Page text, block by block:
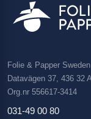
Folie & Papper
Datavägen 37, 436 32
Org.nr 556617-3414
031-49 00 80